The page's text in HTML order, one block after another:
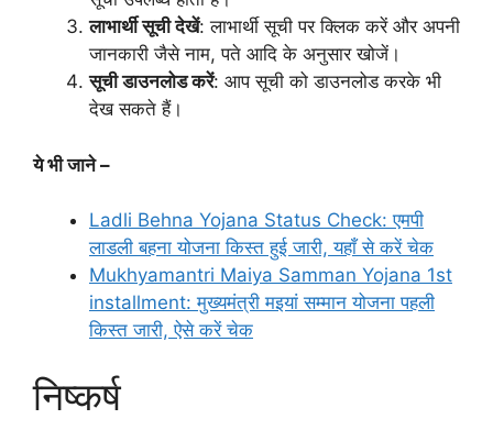
लाभार्थी सूची देखें: लाभार्थी सूची पर क्लिक करें और अपनी
जानकारी जैसे नाम, पते आदि के अनुसार खोजें।
सूची डाउनलोड करें: आप सूची को डाउनलोड करके भी
देख सकते हैं।
ये भी जाने –
Ladli Behna Yojana Status Check: एमपी
लाडली बहना योजना किस्त हुई जारी, यहाँ से करें चेक
Mukhyamantri Maiya Samman Yojana 1st
installment: मुख्यमंत्री मइयां सम्मान योजना पहली
किस्त जारी, ऐसे करें चेक
निष्कर्ष